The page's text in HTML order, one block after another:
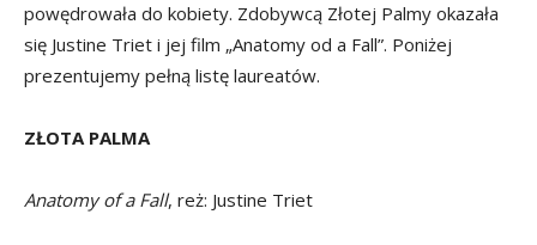
powędrowała do kobiety. Zdobywcą Złotej Palmy okazała
się Justine Triet i jej film „Anatomy od a Fall”. Poniżej
prezentujemy pełną listę laureatów.
ZŁOTA PALMA
Anatomy of a Fall, reż: Justine Triet